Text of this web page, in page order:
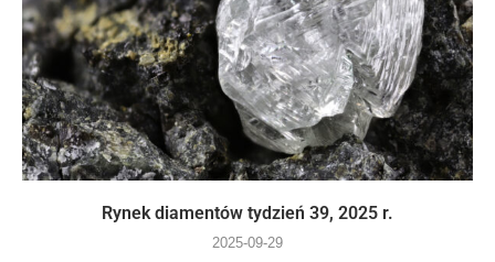
Rynek diamentów tydzień 39, 2025 r.
2025-09-29